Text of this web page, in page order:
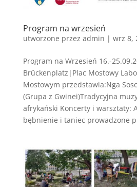
Program na wrzesień
utworzone przez admin | wrz 8,
Program na Wrzesień 16.-
Brückenplatz|Plac Mostowy
Mostowym przedstawia:Nga
(Grupa z Gwinei)Tradycyjna
afrykański Koncerty i warsztaty:
bębnienie i taniec prowadzone